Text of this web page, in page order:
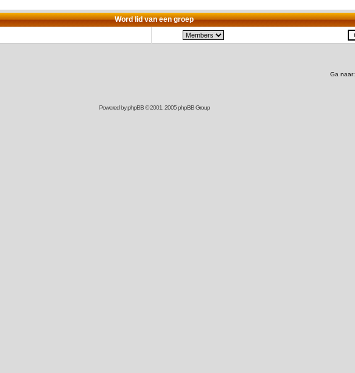
Word lid van een groep
Ga naar:
Powered byphpBB© 2001, 2005 phpBB Group